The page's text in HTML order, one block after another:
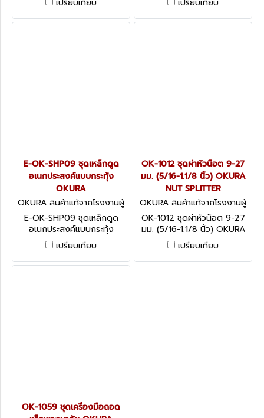
PRESSURE METER
เปรียบเทียบ
PRESSURE METER
เปรียบเทียบ
E-OK-SHP09 ชุดเหล็กดูด
อเนกประสงค์แบบกระทุ้ง
OKURA
OKURA สินค้าแท้จากโรงงานผู้
ผลิต E-OK-SHP09
E-OK-SHP09 ชุดเหล็กดูด
อเนกประสงค์แบบกระทุ้ง
OKURA
เปรียบเทียบ
OK-1012 ชุดผ่าหัวน็อต 9-27
มม. (5/16-1.1/8 นิ้ว) OKURA
NUT SPLITTER
OKURA สินค้าแท้จากโรงงานผู้
ผลิต OK-1012
OK-1012 ชุดผ่าหัวน็อต 9-27
มม. (5/16-1.1/8 นิ้ว) OKURA
NUT SPLITTER
เปรียบเทียบ
OK-1059 ชุดเครื่องมือถอด